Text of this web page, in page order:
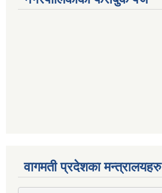
वागमती प्रदेशका मन्त्रालयहरु